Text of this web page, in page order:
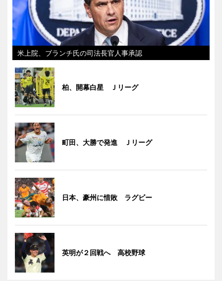
米上院、ブランチ氏の司法長官人事承認
柏、開幕白星 Ｊリーグ
町田、大勝で発進 Ｊリーグ
日本、豪州に惜敗 ラグビー
英明が２回戦へ 高校野球